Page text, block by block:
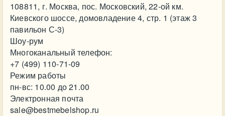
108811, г. Москва, пос. Московский, 22-ой км.
Киевского шоссе, домовладение 4, стр. 1 (этаж 3
павильон С-3)
Шоу-рум
Многоканальный телефон:
+7 (499) 110-71-09
Режим работы
пн-вс: 10.00 до 21.00
Электронная почта
sale@bestmebelshop.ru